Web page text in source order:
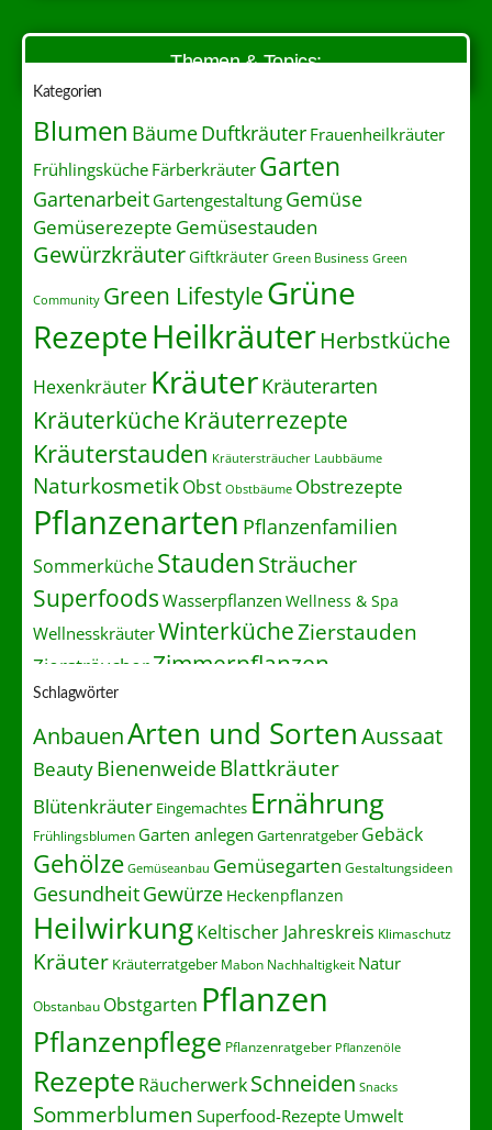
Themen & Topics:
Kategorien
Blumen BäumeDuftkräuter Frauenheilkräuter
Frühlingsküche Färberkräuter Garten
Gartenarbeit Gartengestaltung Gemüse
Gemüserezepte Gemüsestauden
GewürzkräuterGiftkräuterGreen Business Green
Community Green LifestyleGrüne
RezepteHeilkräuterHerbstküche
Hexenkräuter KräuterKräuterarten
Kräuterküche Kräuterrezepte
Kräuterstauden Kräutersträucher Laubbäume
NaturkosmetikObst Obstbäume Obstrezepte
Pflanzenarten Pflanzenfamilien
SommerkücheStaudenSträucher
Superfoods Wasserpflanzen Wellness & Spa
WellnesskräuterWinterkücheZierstauden
ZiersträucherZimmerpflanzen
Schlagwörter
AnbauenArten und SortenAussaat
BeautyBienenweideBlattkräuter
Blütenkräuter Eingemachtes Ernährung
Frühlingsblumen Garten anlegen Gartenratgeber Gebäck
Gehölze Gemüseanbau Gemüsegarten Gestaltungsideen
GesundheitGewürze Heckenpflanzen
HeilwirkungKeltischer Jahreskreis Klimaschutz
Kräuter Kräuterratgeber Mabon Nachhaltigkeit Natur
Obstanbau Obstgarten Pflanzen
Pflanzenpflege Pflanzenratgeber Pflanzenöle
Rezepte RäucherwerkSchneiden Snacks
Sommerblumen Superfood-Rezepte Umwelt